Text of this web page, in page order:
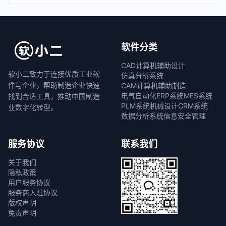
软小二致力于连接优质工业软
件与企业，帮助制造企业快速
找到合适工具，推动中国制造
业数字化转型。
软件分类
CAD计算机辅助设计
仿真分析系统
CAM计算机辅助制造
电气自动化ERP系统MES系统
PLM系统机械设计CRM系统
数据分析系统信息安全管理
服务协议
关于我们
隐私政策
用户服务协议
服务商入驻协议
版权声明
免责声明
联系我们